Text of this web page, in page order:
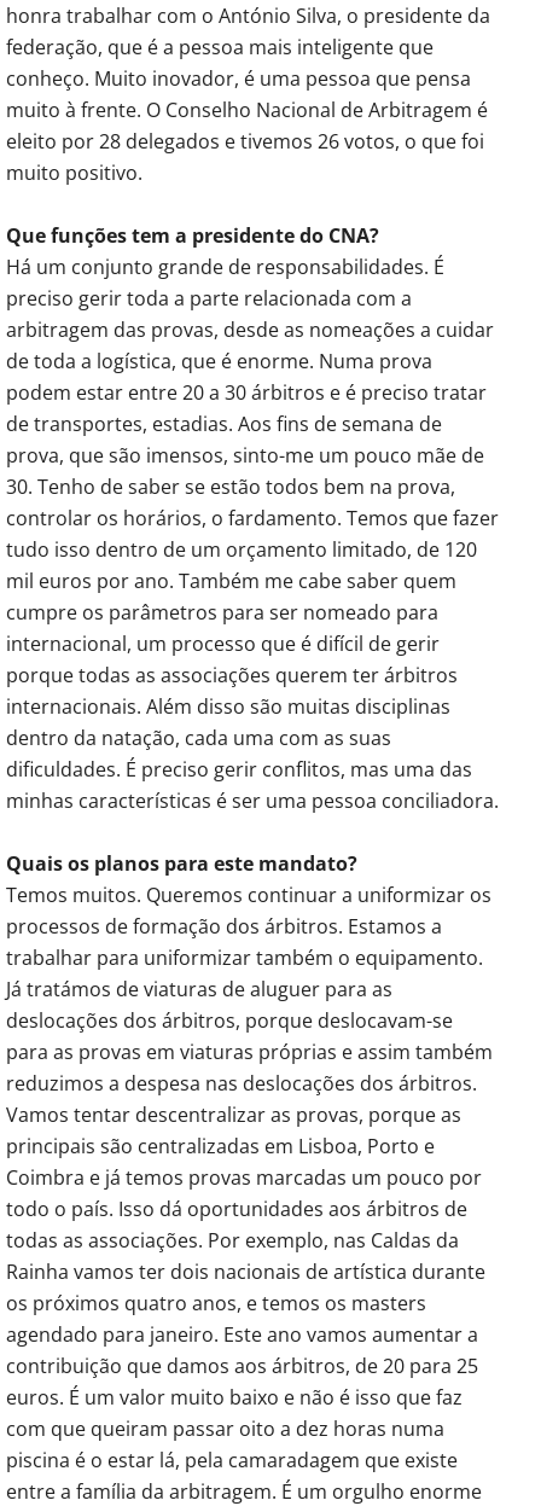
honra trabalhar com o António Silva, o presidente da
federação, que é a pessoa mais inteligente que
conheço. Muito inovador, é uma pessoa que pensa
muito à frente. O Conselho Nacional de Arbitragem é
eleito por 28 delegados e tivemos 26 votos, o que foi
muito positivo.
Que funções tem a presidente do CNA?
Há um conjunto grande de responsabilidades. É
preciso gerir toda a parte relacionada com a
arbitragem das provas, desde as nomeações a cuidar
de toda a logística, que é enorme. Numa prova
podem estar entre 20 a 30 árbitros e é preciso tratar
de transportes, estadias. Aos fins de semana de
prova, que são imensos, sinto-me um pouco mãe de
30. Tenho de saber se estão todos bem na prova,
controlar os horários, o fardamento. Temos que fazer
tudo isso dentro de um orçamento limitado, de 120
mil euros por ano. Também me cabe saber quem
cumpre os parâmetros para ser nomeado para
internacional, um processo que é difícil de gerir
porque todas as associações querem ter árbitros
internacionais. Além disso são muitas disciplinas
dentro da natação, cada uma com as suas
dificuldades. É preciso gerir conflitos, mas uma das
minhas características é ser uma pessoa conciliadora.
Quais os planos para este mandato?
Temos muitos. Queremos continuar a uniformizar os
processos de formação dos árbitros. Estamos a
trabalhar para uniformizar também o equipamento.
Já tratámos de viaturas de aluguer para as
deslocações dos árbitros, porque deslocavam-se
para as provas em viaturas próprias e assim também
reduzimos a despesa nas deslocações dos árbitros.
Vamos tentar descentralizar as provas, porque as
principais são centralizadas em Lisboa, Porto e
Coimbra e já temos provas marcadas um pouco por
todo o país. Isso dá oportunidades aos árbitros de
todas as associações. Por exemplo, nas Caldas da
Rainha vamos ter dois nacionais de artística durante
os próximos quatro anos, e temos os masters
agendado para janeiro. Este ano vamos aumentar a
contribuição que damos aos árbitros, de 20 para 25
euros. É um valor muito baixo e não é isso que faz
com que queiram passar oito a dez horas numa
piscina é o estar lá, pela camaradagem que existe
entre a família da arbitragem. É um orgulho enorme